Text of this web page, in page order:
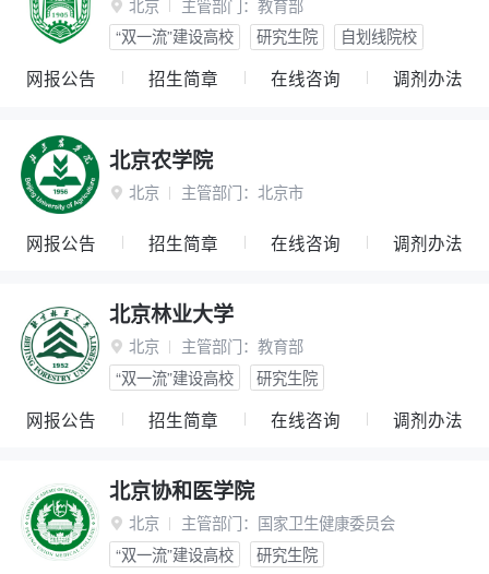
 北京 主管部门： 教育部
“双一流”建设高校
研究生院 自划线院校
网报公告 招生简章 在线咨询 调剂办法
北京农学院
 北京 主管部门： 北京市
网报公告 招生简章 在线咨询 调剂办法
北京林业大学
 北京 主管部门： 教育部
“双一流”建设高校
研究生院
网报公告 招生简章 在线咨询 调剂办法
北京协和医学院
 北京 主管部门： 国家卫生健康委员会
“双一流”建设高校
研究生院